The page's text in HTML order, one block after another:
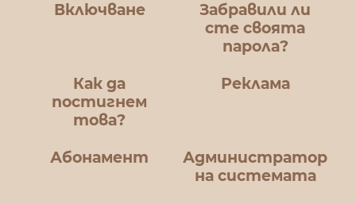
Включване
Забравили ли
сте своята
парола?
Как да
постигнем
това?
Реклама
Абонамент
Администратор
на системата